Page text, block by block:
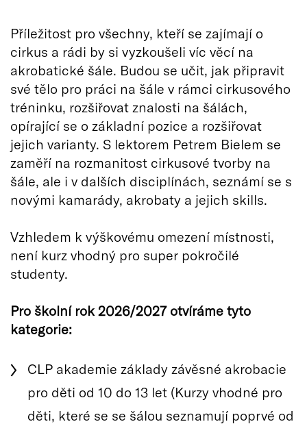
Příležitost pro všechny, kteří se zajímají o
cirkus a rádi by si vyzkoušeli víc věcí na
akrobatické šále. Budou se učit, jak připravit
své tělo pro práci na šále v rámci cirkusového
tréninku, rozšiřovat znalosti na šálách,
opírající se o základní pozice a rozšiřovat
jejich varianty. S lektorem Petrem Bielem se
zaměří na rozmanitost cirkusové tvorby na
šále, ale i v dalších disciplínách, seznámí se s
novými kamarády, akrobaty a jejich skills.
Vzhledem k výškovému omezení místnosti,
není kurz vhodný pro super pokročilé
studenty.
Pro školní rok 2026/2027 otvíráme tyto
kategorie:
CLP akademie základy závěsné akrobacie
pro děti od 10 do 13 let (Kurzy vhodné pro
děti, které se se šálou seznamují poprvé od